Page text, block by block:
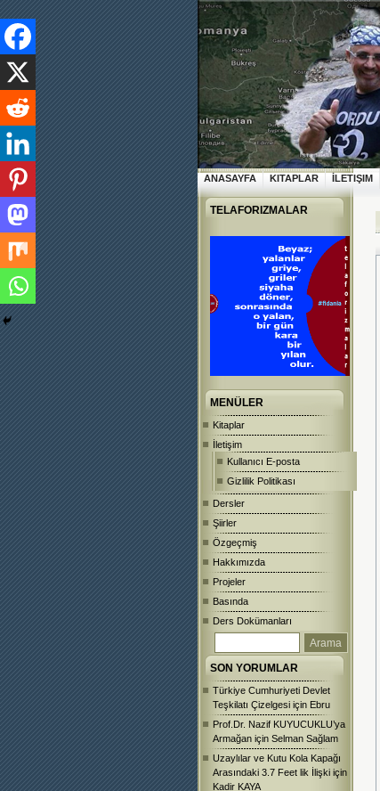
ANASAYFA KITAPLAR İLETIŞIM
TELAFORIZMALAR
MENÜLER
Kitaplar
İletişim
Kullanıcı E-posta
Gizlilik Politikası
Dersler
Şiirler
Özgeçmiş
Hakkımızda
Projeler
Basında
Ders Dokümanları
SON YORUMLAR
Türkiye Cumhuriyeti Devlet
Teşkilatı Çizelgesi için Ebru
Prof.Dr. Nazif KUYUCUKLU’ya
Armağan için Selman Sağlam
Uzaylılar ve Kutu Kola Kapağı
Arasındaki 3.7 Feet lik İlişki için
Kadir KAYA